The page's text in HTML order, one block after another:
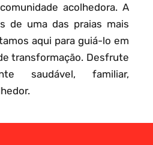
acolhedora. A
de uma das praias mais
aqui para guiá-lo em
transformação. Desfrute
saudável, familiar,